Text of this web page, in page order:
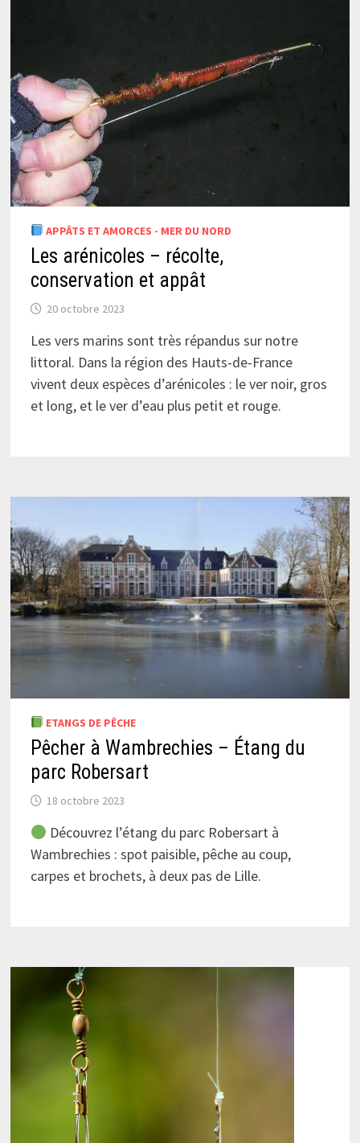
APPÂTS ET AMORCES - MER DU NORD
Les arénicoles – récolte,
conservation et appât
20 octobre 2023
Les vers marins sont très répandus sur notre
littoral. Dans la région des Hauts-de-France
vivent deux espèces d’arénicoles : le ver noir, gros
et long, et le ver d’eau plus petit et rouge.
ETANGS DE PÊCHE
Pêcher à Wambrechies – Étang du
parc Robersart
18 octobre 2023
Découvrez l’étang du parc Robersart à
Wambrechies : spot paisible, pêche au coup,
carpes et brochets, à deux pas de Lille.